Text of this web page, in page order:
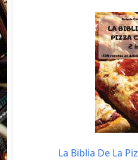
La Biblia De La